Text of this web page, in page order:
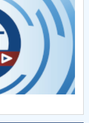
la Nivelul I
de studii